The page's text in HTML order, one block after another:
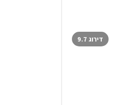
דירוג 9.7